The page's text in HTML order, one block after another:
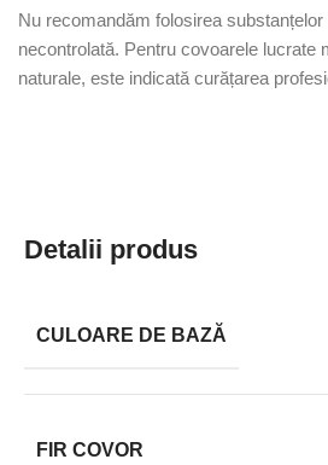
Nu recomandăm folosirea
necontrolată. Pentru covoarele lucrate
naturale, este indicată curățarea
Detalii produs
CULOARE DE BAZĂ
FIR COVOR